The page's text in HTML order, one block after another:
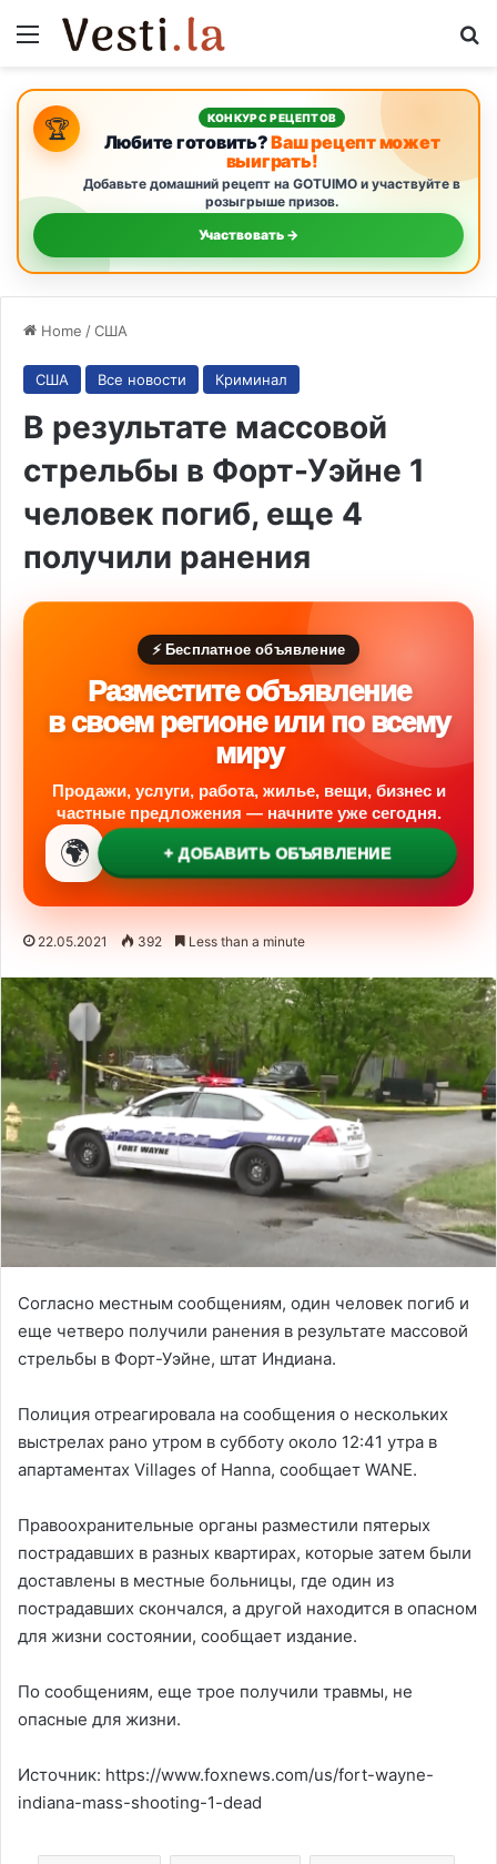
Menu
🏆 КОНКУРС РЕЦЕПТОВ
Любите готовить?Ваш рецепт может
выиграть!
Добавьте домашний рецепт на GOTUIMO и участвуйте в
розыгрыше призов.
Участвовать →
Home /США
США Все новости Криминал
В результате массовой
стрельбы в Форт-Уэйне 1
человек погиб, еще 4
получили ранения
⚡ Бесплатное объявление
Разместите объявление
в своем регионе или по всему
миру
Продажи, услуги, работа, жилье, вещи, бизнес и
частные предложения — начните уже сегодня.
🌍 + ДОБАВИТЬ ОБЪЯВЛЕНИЕ
22.05.2021 392 Less than a minute
Согласно местным сообщениям, один человек погиб и
еще четверо получили ранения в результате массовой
стрельбы в Форт-Уэйне, штат Индиана.
Полиция отреагировала на сообщения о нескольких
выстрелах рано утром в субботу около 12:41 утра в
апартаментах Villages of Hanna, сообщает WANE.
Правоохранительные органы разместили пятерых
пострадавших в разных квартирах, которые затем были
доставлены в местные больницы, где один из
пострадавших скончался, а другой находится в опасном
для жизни состоянии, сообщает издание.
По сообщениям, еще трое получили травмы, не
опасные для жизни.
Источник: https://www.foxnews.com/us/fort-wayne-
indiana-mass-shooting-1-dead